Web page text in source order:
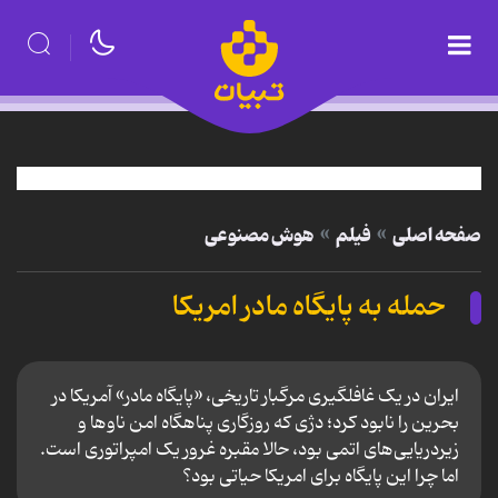
صفحه اصلی فیلم هوش مصنوعی
حمله به پایگاه مادر امریکا
ایران در یک غافلگیری مرگبار تاریخی، «پایگاه مادر» آمریکا در
بحرین را نابود کرد؛ دژی که روزگاری پناهگاه امن ناوها و
زیردریایی‌های اتمی بود، حالا مقبره‌ غرور یک امپراتوری است.
اما چرا این پایگاه برای امریکا حیاتی بود؟